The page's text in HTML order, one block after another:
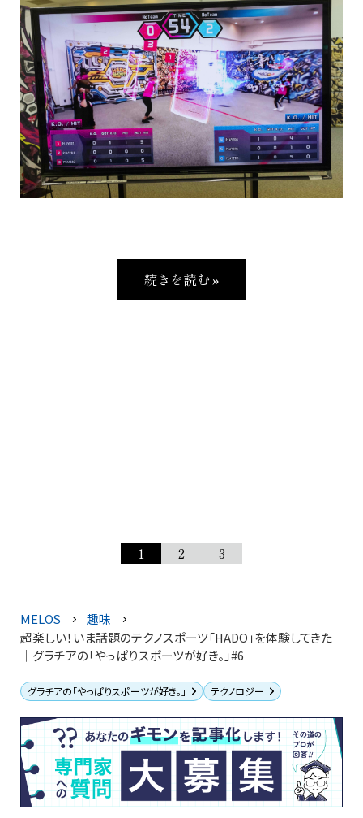
続きを読む »
1 2 3
MELOS
趣味
超楽しい！いま話題のテクノスポーツ「HADO」を体験してきた
│グラチアの「やっぱりスポーツが好き。」#6
グラチアの「やっぱりスポーツが好き。」 テクノロジー